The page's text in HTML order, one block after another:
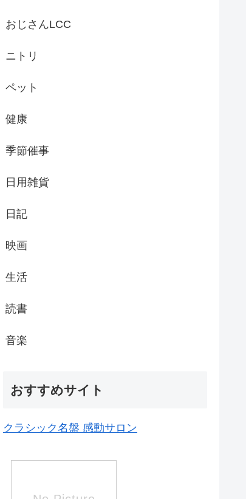
おじさんLCC
ニトリ
ペット
健康
季節催事
日用雑貨
日記
映画
生活
読書
音楽
おすすめサイト
クラシック名盤 感動サロン